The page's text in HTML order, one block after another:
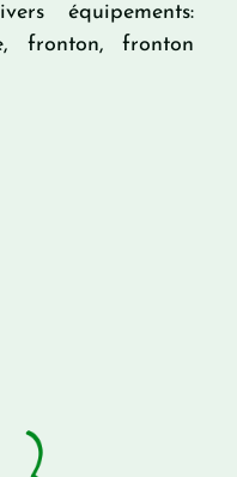
équipements:
fronton, fronton